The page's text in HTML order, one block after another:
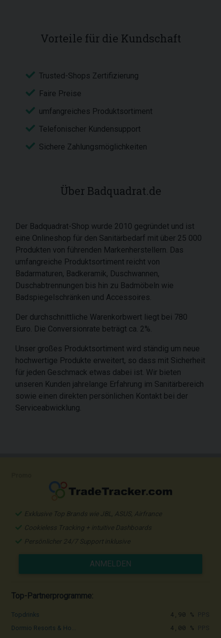
Vorteile für die Kundschaft
Trusted-Shops Zertifizierung
Faire Preise
umfangreiches Produktsortiment
Telefonischer Kundensupport
Sichere Zahlungsmöglichkeiten
Über Badquadrat.de
Der Badquadrat-Shop wurde 2010 gegründet und ist
eine Onlineshop für den Sanitärbedarf mit über 25 000
Produkten von führenden Markenherstellern. Das
umfangreiche Produktsortiment reicht von
Badarmaturen, Badkeramik, Duschwannen,
Duschabtrennungen bis hin zu Badmöbeln wie
Badspiegelschränken und Accessoires.
Der durchschnittliche Warenkorbwert liegt bei 780
Euro. Die Conversionrate beträgt ca. 2%.
Unser großes Produktsortiment wird ständig um neue
hochwertige Produkte erweitert, so dass mit Sicherheit
für jeden Geschmack etwas dabei ist. Wir bieten
unseren Kunden jahrelange Erfahrung im Sanitärbereich
sowie einen direkten persönlichen Kontakt bei der
Serviceabwicklung.
Exklusive Top Brands wie JBL, ASUS, Airfrance
Cookieless Tracking + intuitive Dashboards
Persönlicher 24/7 Support inklusive
ANMELDEN
Top-Partnerprogramme:
Topdrinks 4,90 %
Dormio Resorts & Ho... 4,00 %